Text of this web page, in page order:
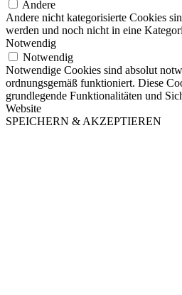
Andere
Andere nicht kategorisierte Cookies
werden und noch nicht in eine
Notwendig
Notwendig
Notwendige Cookies sind absolut
ordnungsgemäß funktioniert. Diese
grundlegende Funktionalitäten und
Website
SPEICHERN & AKZEPTIEREN